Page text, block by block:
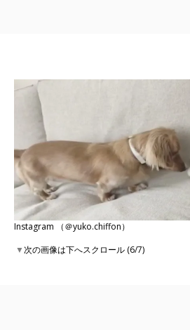
Instagram （＠yuko.chiffon）
▼次の画像は下へスクロール (6/7)